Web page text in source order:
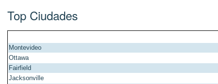
Top Ciudades
Montevideo
Ottawa
Fairfield
Jacksonville